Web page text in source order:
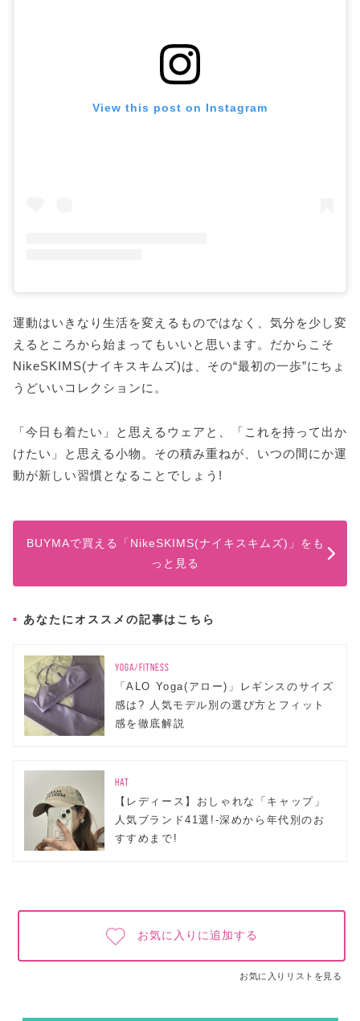
View this post on Instagram
運動はいきなり生活を変えるものではなく、気分を少し変
えるところから始まってもいいと思います。だからこそ
NikeSKIMS(ナイキスキムズ)は、その“最初の一歩”にちょ
うどいいコレクションに。
「今日も着たい」と思えるウェアと、「これを持って出か
けたい」と思える小物。その積み重ねが、いつの間にか運
動が新しい習慣となることでしょう!
BUYMAで買える「NikeSKIMS(ナイキスキムズ)」をも
っと見る
あなたにオススメの記事はこちら
YOGA/FITNESS
「ALO Yoga(アロー)」レギンスのサイズ
感は? 人気モデル別の選び方とフィット
感を徹底解説
HAT
【レディース】おしゃれな「キャップ」
人気ブランド41選!-深めから年代別のお
すすめまで!
お気に入りに追加する
お気に入りリストを見る